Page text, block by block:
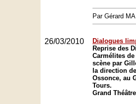
Par Gérard
26/03/2010
Dialogues
Reprise des
Carmélites
scène par
la direction
Ossonce, au
Tours.
Grand